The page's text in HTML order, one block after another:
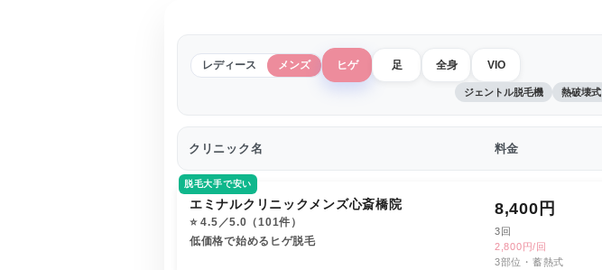
レディース メンズ ヒゲ 足 全身 VIO
ジェントル脱毛機 熱破壊式
クリニック名 料金
脱毛大手で安い
エミナルクリニックメンズ心斎橋院
⭐️ 4.5／5.0（101件）
低価格で始めるヒゲ脱毛
8,400 円
3回
2,800円/回
3部位・蓄熱式